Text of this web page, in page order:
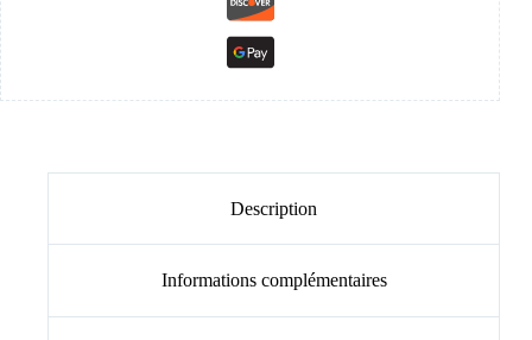
Description
Informations complémentaires